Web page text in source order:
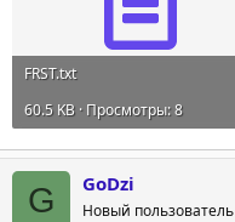
FRST.txt
60.5 KB · Просмотры: 8
G GoDzi
Новый пользователь